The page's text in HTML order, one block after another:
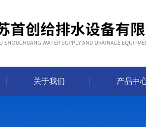
关于我们 产品中